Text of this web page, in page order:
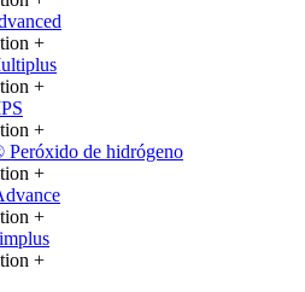
+
+
+
Peróxido de hidrógeno
+
+
+